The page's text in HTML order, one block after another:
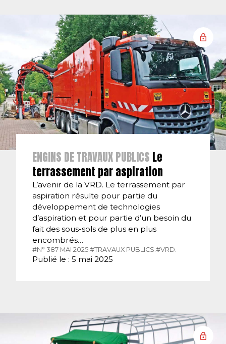
ENGINS DE TRAVAUX PUBLICS Le
terrassement par aspiration
L’avenir de la VRD. Le terrassement par
aspiration résulte pour partie du
développement de technologies
d’aspiration et pour partie d’un besoin du
fait des sous-sols de plus en plus
encombrés…
#N° 387 MAI 2025. #TRAVAUX PUBLICS. #VRD.
Publié le : 5 mai 2025